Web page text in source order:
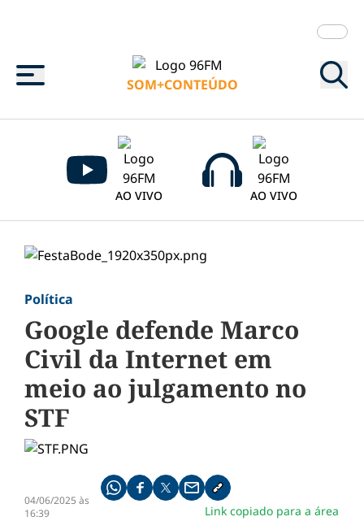
Menu
SOM+CONTEÚDO
AO VIVO AO VIVO
Política
Google defende Marco
Civil da Internet em
meio ao julgamento no
STF
04/06/2025 às
16:39
Compartilhe pelo whatsapp
Compartilhar no facebook
Compartilhar no twitter
Compartilhe pelo email
Copiar link da notícia
Link copiado para a área